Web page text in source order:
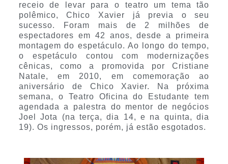
receio de levar para o teatro um tema tão
polêmico, Chico Xavier já previa o seu
sucesso. Foram mais de 2 milhões de
espectadores em 42 anos, desde a primeira
montagem do espetáculo. Ao longo do tempo,
o espetáculo contou com modernizações
cênicas, como a promovida por Cristiane
Natale, em 2010, em comemoração ao
aniversário de Chico Xavier. Na próxima
semana, o Teatro Oficina do Estudante tem
agendada a palestra do mentor de negócios
Joel Jota (na terça, dia 14, e na quinta, dia
19). Os ingressos, porém, já estão esgotados.